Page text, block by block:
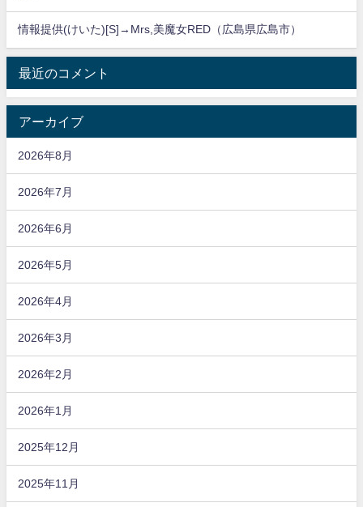
情報提供(けいた)[S]→Mrs,美魔女RED（広島県広島市）
最近のコメント
アーカイブ
2026年8月
2026年7月
2026年6月
2026年5月
2026年4月
2026年3月
2026年2月
2026年1月
2025年12月
2025年11月